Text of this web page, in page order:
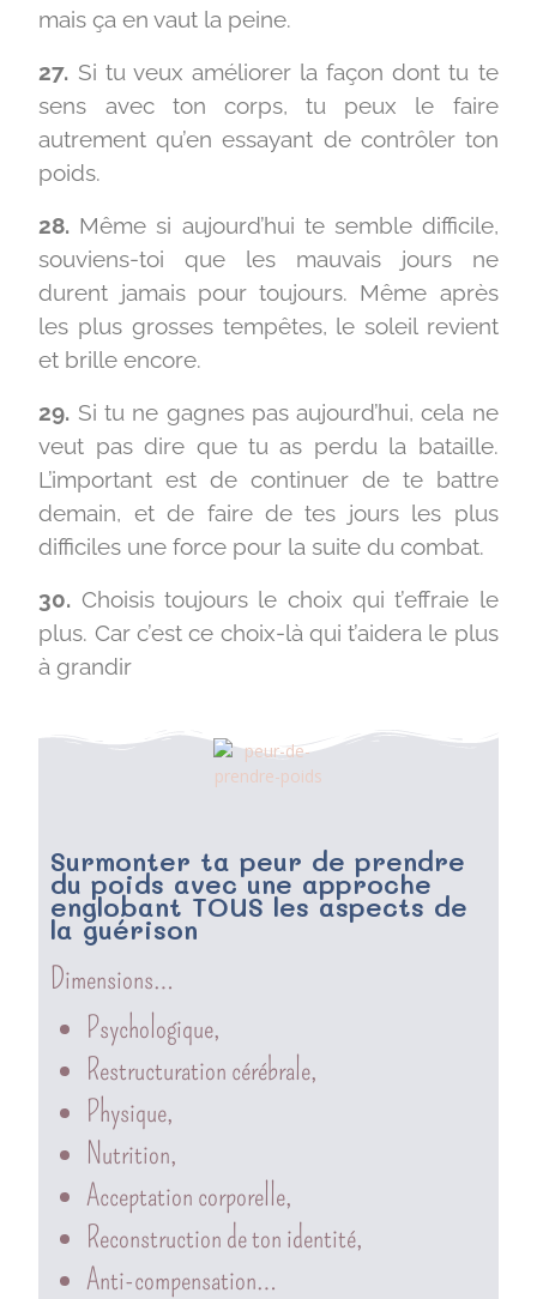
mais ça en vaut la peine.
27. Si tu veux améliorer la façon dont tu te
sens avec ton corps, tu peux le faire
autrement qu’en essayant de contrôler ton
poids.
28. Même si aujourd’hui te semble difficile,
souviens-toi que les mauvais jours ne
durent jamais pour toujours. Même après
les plus grosses tempêtes, le soleil revient
et brille encore.
29. Si tu ne gagnes pas aujourd’hui, cela ne
veut pas dire que tu as perdu la bataille.
L’important est de continuer de te battre
demain, et de faire de tes jours les plus
difficiles une force pour la suite du combat.
30. Choisis toujours le choix qui t’effraie le
plus. Car c’est ce choix-là qui t’aidera le plus
à grandir
Surmonter ta peur de prendre
du poids avec une approche
englobant TOUS les aspects de
la guérison
Dimensions…
Psychologique,
Restructuration cérébrale,
Physique,
Nutrition,
Acceptation corporelle,
Reconstruction de ton identité,
Anti-compensation…